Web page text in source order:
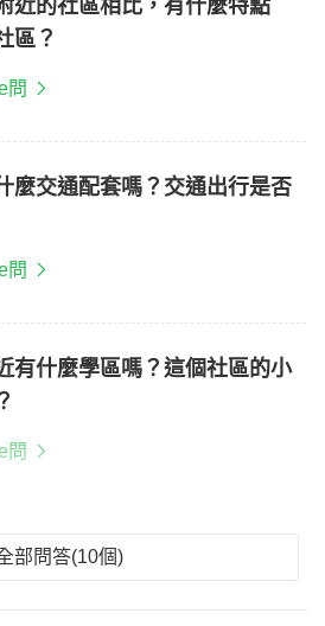
近的社區相比，有什麼特點
區？
問
麼交通配套嗎？交通出行是否
問
有什麼學區嗎？這個社區的小
問
部問答(10個)